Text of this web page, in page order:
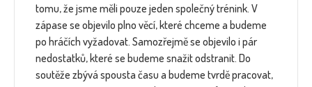
tomu, že jsme měli pouze jeden společný trénink. V
zápase se objevilo plno věcí, které chceme a budeme
po hráčích vyžadovat. Samozřejmě se objevilo i pár
nedostatků, které se budeme snažit odstranit. Do
soutěže zbývá spousta času a budeme tvrdě pracovat,